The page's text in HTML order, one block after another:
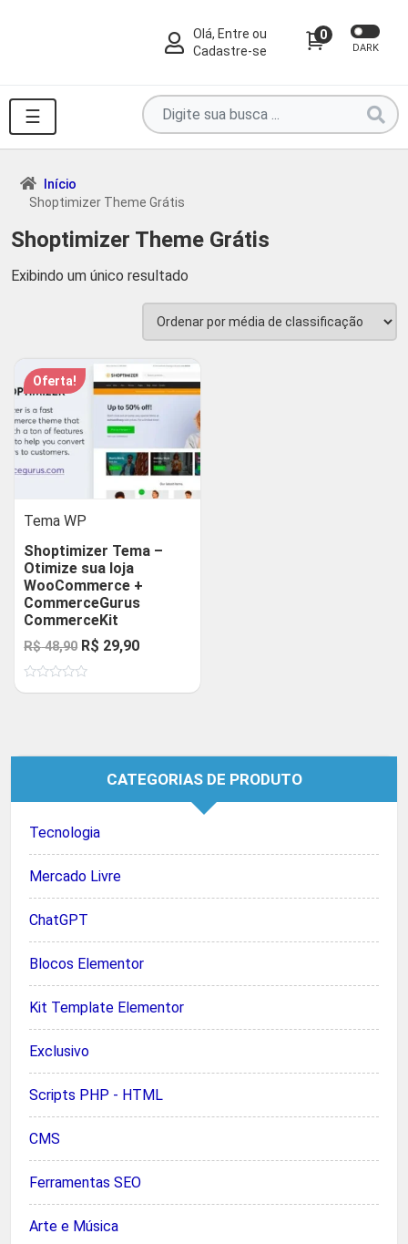
Olá, Entre ou
Cadastre-se
0
DARK
☰
Pesquise
por
produtos
...
Início
Shoptimizer Theme Grátis
Shoptimizer Theme Grátis
Exibindo um único resultado
Oferta!
Tema WP
Shoptimizer Tema –
Otimize sua loja
WooCommerce +
CommerceGurus
CommerceKit
R$48,90 O
preço
original
R$ 29,90O
atual
CATEGORIAS DE PRODUTO
Tecnologia
Mercado Livre
ChatGPT
Blocos Elementor
Kit Template Elementor
Exclusivo
Scripts PHP - HTML
CMS
Ferramentas SEO
Arte e Música